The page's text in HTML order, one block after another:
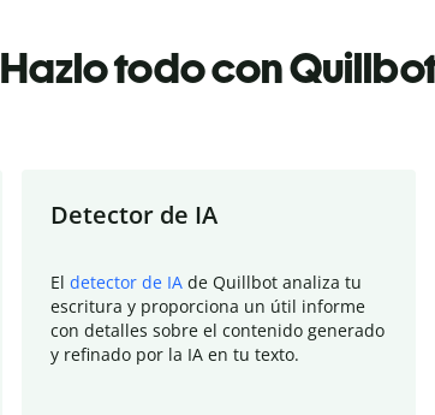
Hazlo todo con
Detector de IA
El detector de IA de Quillbot analiza tu
escritura y proporciona un útil informe
con detalles sobre el contenido generado
y refinado por la IA en tu texto.